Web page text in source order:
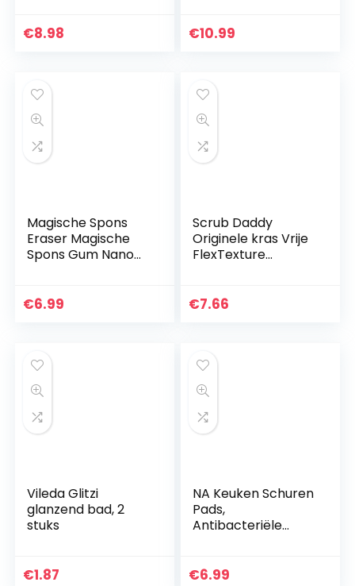
Melamine Sponzen
€8.98
schilderen van
€10.99
Magische Spons
Eraser Magische
Spons Gum Nano
Gereedschap
€6.99
Scrub Daddy
Originele kras Vrije
FlexTexture
€7.66
Vileda Glitzi
glanzend bad, 2
stuks
€1.87
NA Keuken Schuren
Pads,
Antibacteriële
Sponzen voor
€6.99